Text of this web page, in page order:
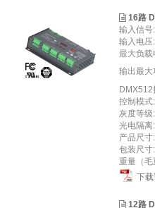
16路
输入信号:
输入电压:
最大负载
输出最大
DMX512
控制模式:
灰度等级:
光电隔离:
产品尺寸:
包装尺寸:
重量（毛
下
12路